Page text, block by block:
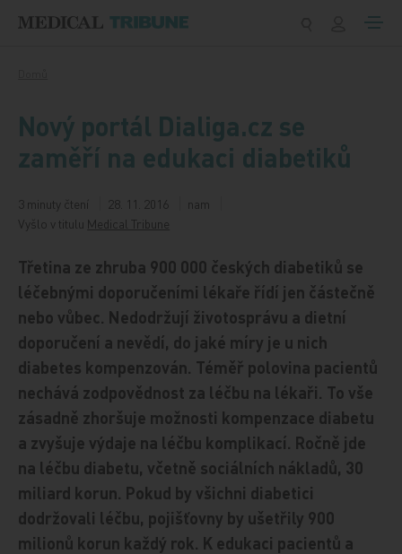
Nový portál Dialiga.cz se
zaměří na edukaci diabetiků
3 minuty čtení 28. 11. 2016
nam
Vyšlo v titulu Medical Tribune
Třetina ze zhruba 900 000 českých diabetiků se
léčebnými doporučeními lékaře řídí jen částečně
nebo vůbec. Nedodržují životosprávu a dietní
doporučení a nevědí, do jaké míry je u nich
diabetes kompenzován. Téměř polovina pacientů
nechává zodpovědnost za léčbu na lékaři. To vše
zásadně zhoršuje možnosti kompenzace diabetu
a zvyšuje výdaje na léčbu komplikací. Ročně jde
na léčbu diabetu, včetně sociálních nákladů, 30
miliard korun. Pokud by všichni diabetici
dodržovali léčbu, pojišťovny by ušetřily 900
milionů korun každý rok. K edukaci pacientů a